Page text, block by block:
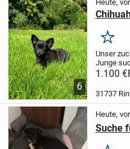
6
Heute,
Unser
Junge
immer.
auf,
1.100 €
31737
Heute,
Suche